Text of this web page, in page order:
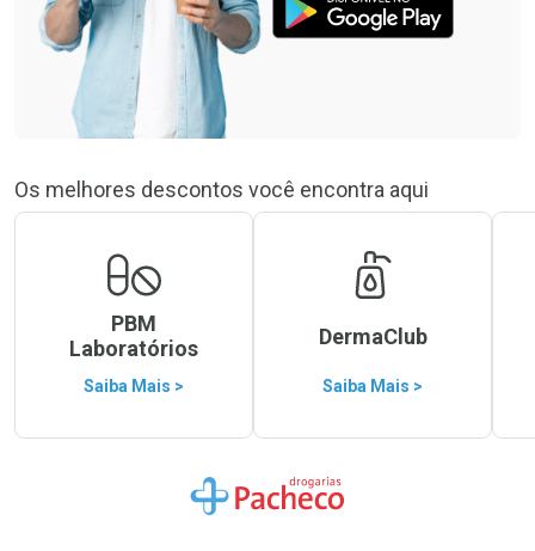
Os melhores descontos você encontra aqui
PBM
Laboratórios
Saiba Mais >
DermaClub
Saiba Mais >
Ir para a Home